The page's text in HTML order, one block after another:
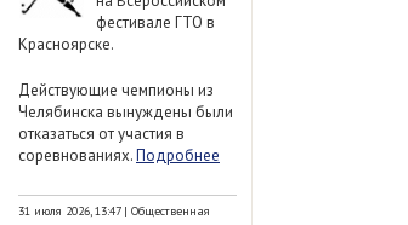
фестивале ГТО в
Красноярске.
Действующие чемпионы из
Челябинска вынуждены были
отказаться от участия в
соревнованиях.Подробнее
31 июля 2026, 13:47| Общественная